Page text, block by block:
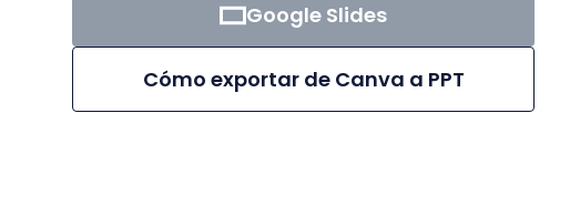
Google Slides
Cómo exportar de Canva a PPT